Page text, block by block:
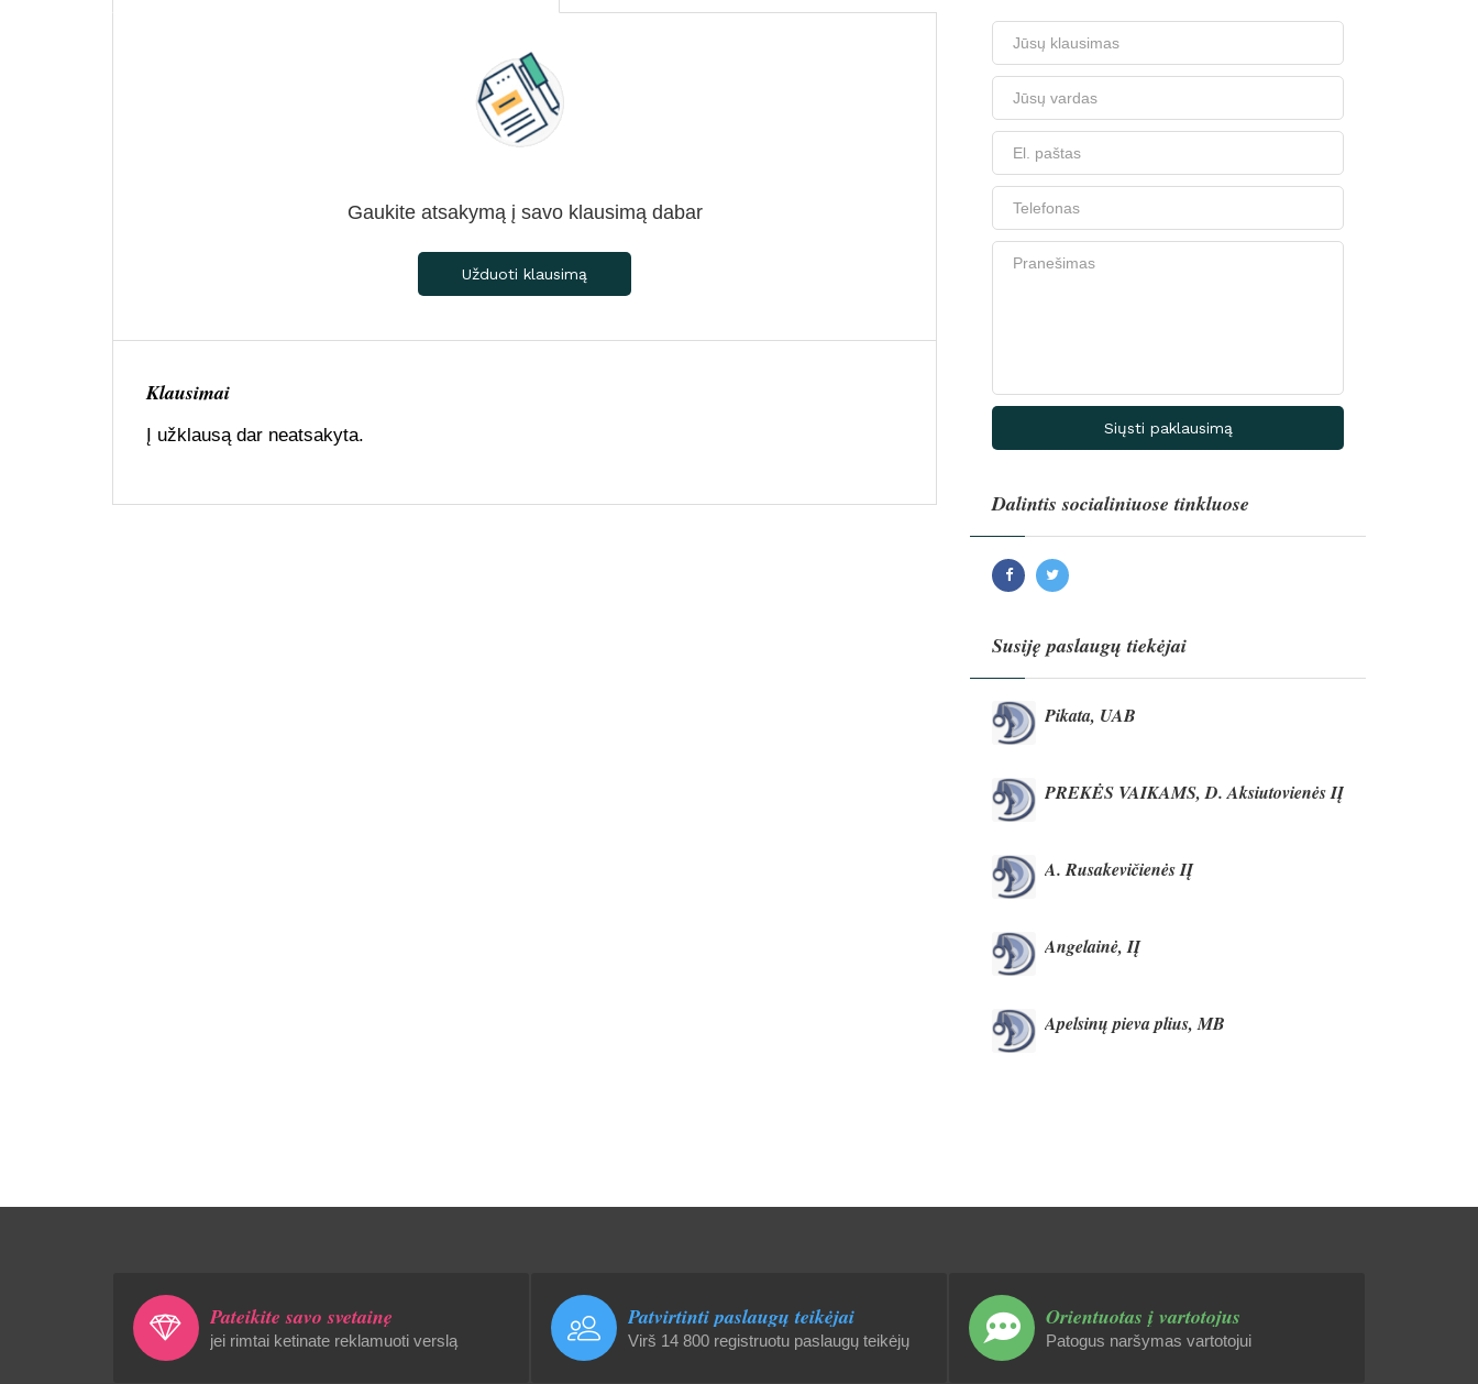
Gaukite atsakymą į savo klausimą dabar
Užduoti klausimą
Klausimai
Į užklausą dar neatsakyta. Siųsti paklausimą
Dalintis socialiniuose tinkluose
Susiję paslaugų tiekėjai
Pikata, UAB
PREKĖS VAIKAMS, D. Aksiutovienės IĮ
A. Rusakevičienės IĮ
Angelainė, IĮ
Apelsinų pieva plius, MB
Pateikite savo svetainę
jei rimtai ketinate reklamuoti verslą
Patvirtinti paslaugų teikėjai
Virš 14 800 registruotu paslaugų teikėjų
Orientuotas į vartotojus
Patogus naršymas vartotojui